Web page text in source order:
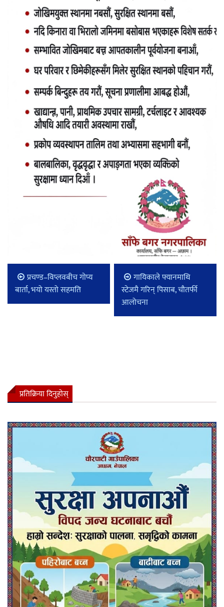
प्रचण्ड–विप्लवबीच गोप्य
बार्ता, भयो यस्तो सहमति
गायिकाले फ्यानमाथि
स्टेजमै गरिन् पिसाब, चौतर्फी
आलोचना
प्रतिक्रिया दिनुहोस्